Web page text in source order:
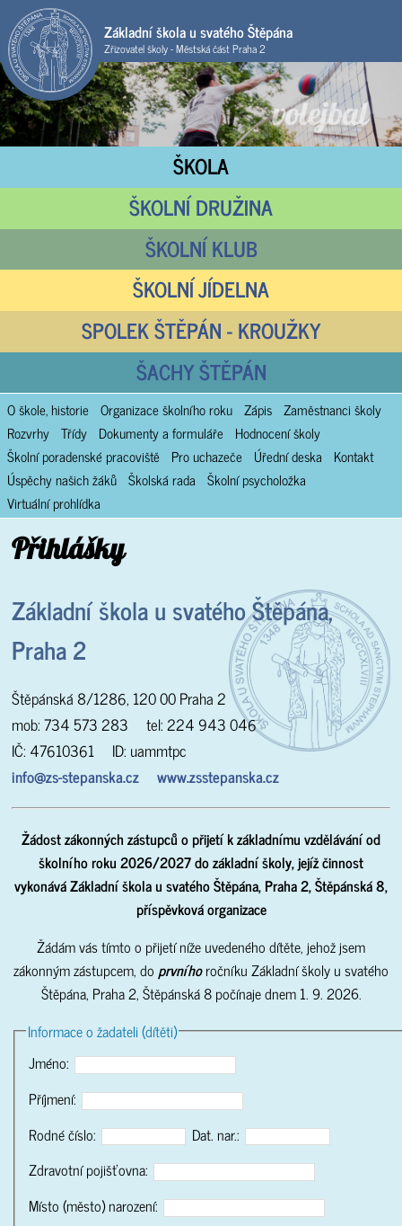
Základní škola u svatého Štěpána
Zřizovatel školy - Městská část Praha 2
ŠKOLA
ŠKOLNÍ DRUŽINA
ŠKOLNÍ KLUB
ŠKOLNÍ JÍDELNA
SPOLEK ŠTĚPÁN - KROUŽKY
ŠACHY ŠTĚPÁN
O škole, historie Organizace školního roku Zápis Zaměstnanci školy
Rozvrhy Třídy Dokumenty a formuláře
Hodnocení školy
Školní poradenské pracoviště
Pro uchazeče Úřední deska
Kontakt
Úspěchy našich žáků Školská rada Školní psycholožka
Virtuální prohlídka
Přihlášky
Základní škola u svatého Štěpána,
Praha 2
Štěpánská 8/1286, 120 00 Praha 2
mob: 734 573 283 tel: 224 943 046
IČ: 47610361 ID: uammtpc
info@zs-stepanska.cz
www.zsstepanska.cz
Žádost zákonných zástupců o přijetí k základnímu vzdělávání od
školního roku 2026/2027do základní školy, jejíž činnost
vykonává Základní škola u svatého Štěpána, Praha 2, Štěpánská 8,
příspěvková organizace
Žádám vás tímto o přijetí níže uvedeného dítěte, jehož jsem
zákonným zástupcem, do prvníhoročníku Základní školy u svatého
Štěpána, Praha 2, Štěpánská 8 počínaje dnem 1. 9. 2026.
Informace o žadateli (dítěti)
Jméno:
Příjmení:
Rodné číslo:
Dat. nar.:
Zdravotní pojišťovna:
Místo (město) narození: